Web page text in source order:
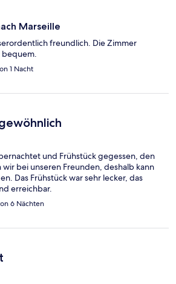
Marseille
freundlich. Die Zimmer
bequem.
1 Nacht
und Frühstück gegessen, den
wir bei unseren Freunden, deshalb kann
Das Frühstück war sehr lecker, das
erreichbar.
6 Nächten